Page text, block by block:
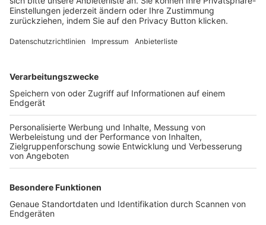
FOLGE DEM BFV
TOP-VEREINE
TOP-PARTNER